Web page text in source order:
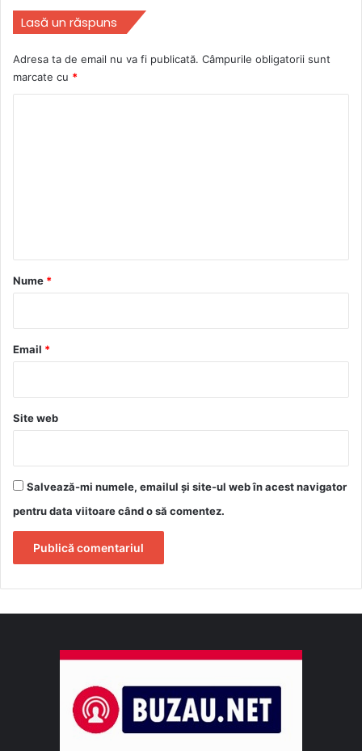
Lasă un răspuns
Adresa ta de email nu va fi publicată. Câmpurile obligatorii sunt
marcate cu *
r
*
Nume *
Email *
Site web
Salvează-mi numele, emailul și site-ul web în acest navigator
pentru data viitoare când o să comentez.